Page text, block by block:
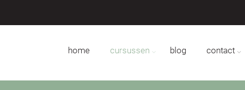
home cursussen blog contact